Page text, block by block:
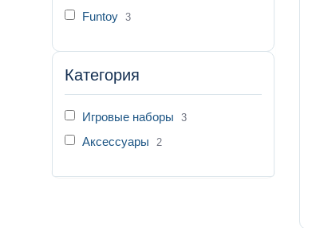
Funtoy 3
Категория
Игровые наборы 3
Аксессуары 2